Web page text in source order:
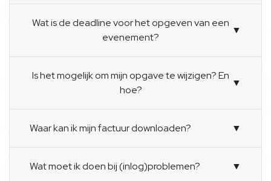
Wat is de deadline voor het opgeven van een
evenement?
▼
Is het mogelijk om mijn opgave te wijzigen? En
hoe?
▼
Waar kan ik mijn factuur downloaden? ▼
Wat moet ik doen bij (inlog)problemen? ▼